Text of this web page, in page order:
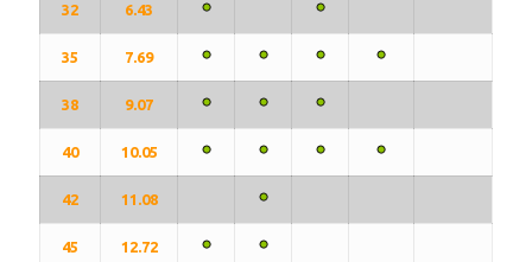
32 6.43
35 7.69
38 9.07
40 10.05
42 11.08
45 12.72